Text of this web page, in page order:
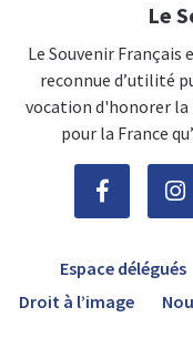
Le
Le Souvenir Français
reconnue d’utilité
vocation d'honorer la
pour la France
Espace délégués
Droit à l’image